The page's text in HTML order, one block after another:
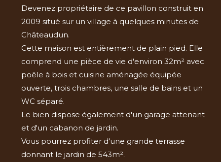
Devenez propriétaire de ce pavillon construit en
2009 situé sur un village à quelques minutes de
Châteaudun.
Cette maison est entièrement de plain pied. Elle
comprend une pièce de vie d'environ 32m² avec
poêle à bois et cuisine aménagée équipée
ouverte, trois chambres, une salle de bains et un
WC séparé.
Le bien dispose également d'un garage attenant
et d'un cabanon de jardin.
Vous pourrez profiter d'une grande terrasse
donnant le jardin de 543m².